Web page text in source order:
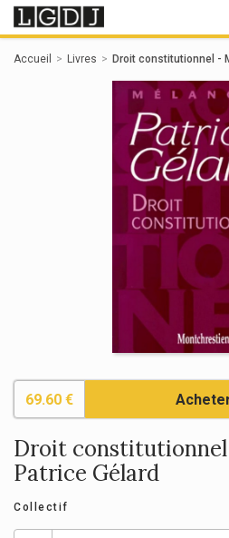
Accueil Livres Droit constitutionnel -
69.60 €
Droit
Patrice Gélard
Collectif
Panneau de gestion des cookies